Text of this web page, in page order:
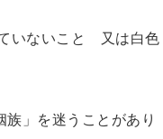
いないこと 又は白色
」を迷うことがあり